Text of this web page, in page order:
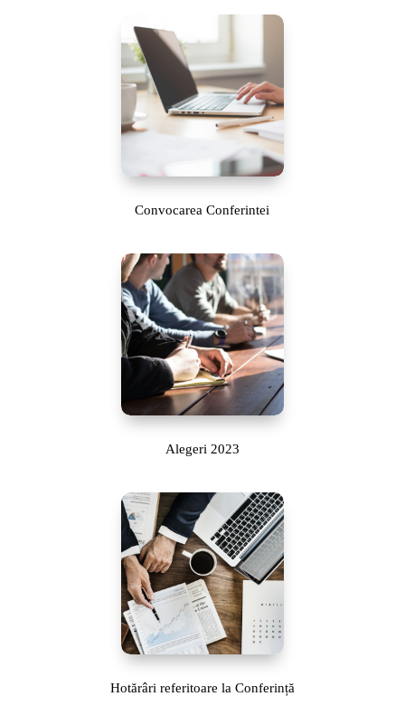
Convocarea Conferintei
Alegeri 2023
Hotărâri referitoare la Conferință